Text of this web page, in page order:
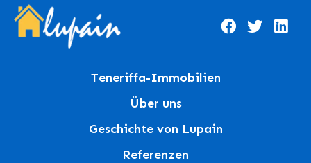
Teneriffa-Immobilien
Über uns
Geschichte von Lupain
Referenzen